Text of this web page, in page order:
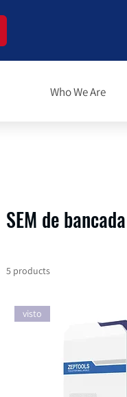
Who We Are
SEM de bancada
5 products
visto